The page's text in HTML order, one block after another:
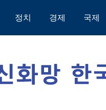
정치 경제 국제